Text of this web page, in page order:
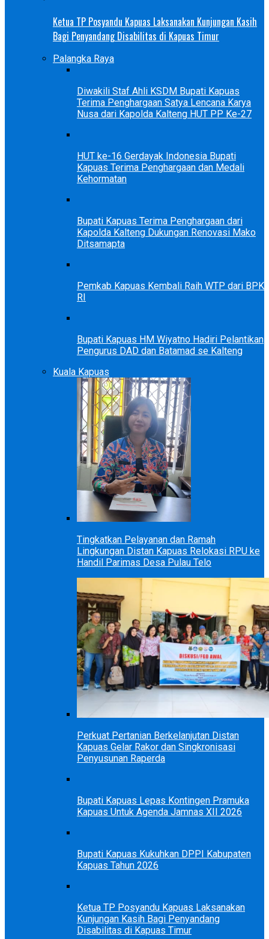
Ketua TP Posyandu Kapuas Laksanakan Kunjungan Kasih
Bagi Penyandang Disabilitas di Kapuas Timur
Palangka Raya
Diwakili Staf Ahli KSDM Bupati Kapuas
Terima Penghargaan Satya Lencana Karya
Nusa dari Kapolda Kalteng HUT PP Ke-27
HUT ke-16 Gerdayak Indonesia Bupati
Kapuas Terima Penghargaan dan Medali
Kehormatan
Bupati Kapuas Terima Penghargaan dari
Kapolda Kalteng Dukungan Renovasi Mako
Ditsamapta
Pemkab Kapuas Kembali Raih WTP dari BPK
RI
Bupati Kapuas HM Wiyatno Hadiri Pelantikan
Pengurus DAD dan Batamad se Kalteng
Kuala Kapuas
Tingkatkan Pelayanan dan Ramah
Lingkungan Distan Kapuas Relokasi RPU ke
Handil Parimas Desa Pulau Telo
Perkuat Pertanian Berkelanjutan Distan
Kapuas Gelar Rakor dan Singkronisasi
Penyusunan Raperda
Bupati Kapuas Lepas Kontingen Pramuka
Kapuas Untuk Agenda Jamnas XII 2026
Bupati Kapuas Kukuhkan DPPI Kabupaten
Kapuas Tahun 2026
Ketua TP Posyandu Kapuas Laksanakan
Kunjungan Kasih Bagi Penyandang
Disabilitas di Kapuas Timur